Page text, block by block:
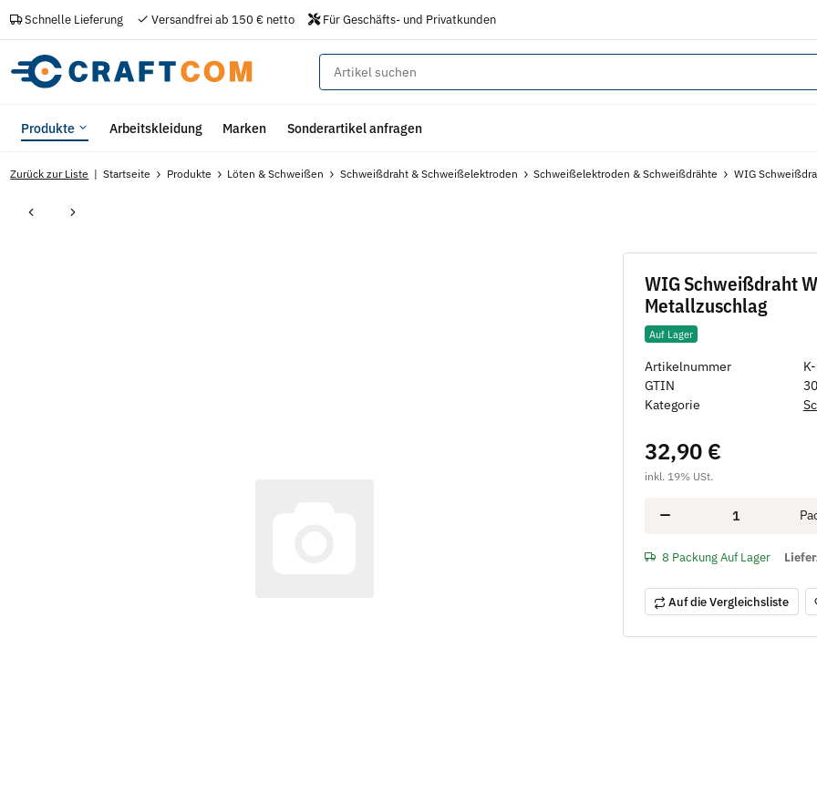
Schnelle Lieferung Versandfrei ab 150 € netto Für Geschäfts- und Privatkunden
Produkte Arbeitskleidung Marken Sonderartikel anfragen
Zurück zur Liste Startseite Produkte Löten & Schweißen Schweißdraht & Schweißelektroden Schweißelektroden & Schweißdrähte WIG
WIG Schweißdraht
Metallzuschlag
Auf Lager
Artikelnummer
GTIN
Kategorie
32,90 €
inkl. 19% USt.
8 Packung Auf Lager
Auf die Vergleichsliste